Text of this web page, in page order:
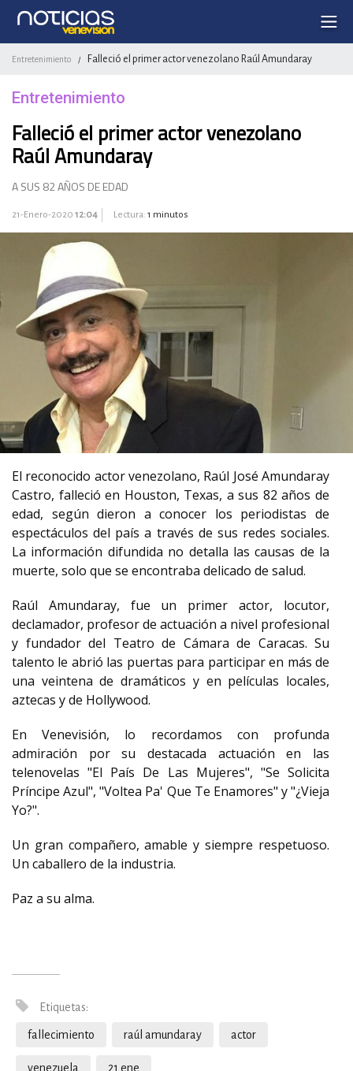
Entretenimiento / Falleció el primer actor venezolano Raúl Amundaray
Entretenimiento
Falleció el primer actor venezolano
Raúl Amundaray
A SUS 82 AÑOS DE EDAD
21-Enero-2020 12:04 Lectura: 1 minutos
El reconocido actor venezolano, Raúl José Amundaray
Castro, falleció en Houston, Texas, a sus 82 años de
edad, según dieron a conocer los periodistas de
espectáculos del país a través de sus redes sociales.
La información difundida no detalla las causas de la
muerte, solo que se encontraba delicado de salud.
Raúl Amundaray, fue un primer actor, locutor,
declamador, profesor de actuación a nivel profesional
y fundador del Teatro de Cámara de Caracas. Su
talento le abrió las puertas para participar en más de
una veintena de dramáticos y en películas locales,
aztecas y de Hollywood.
En Venevisión, lo recordamos con profunda
admiración por su destacada actuación en las
telenovelas "El País De Las Mujeres", "Se Solicita
Príncipe Azul", "Voltea Pa' Que Te Enamores" y "¿Vieja
Yo?".
Un gran compañero, amable y siempre respetuoso.
Un caballero de la industria.
Paz a su alma.
Etiquetas:
fallecimiento raúl amundaray actor
venezuela 21 ene